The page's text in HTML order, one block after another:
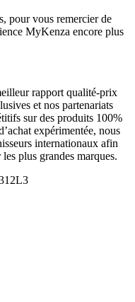
pour vous remercier de
MyKenza encore plus
rapport qualité-prix
et nos partenariats
sur des produits 100%
expérimentée, nous
internationaux afin
plus grandes marques.